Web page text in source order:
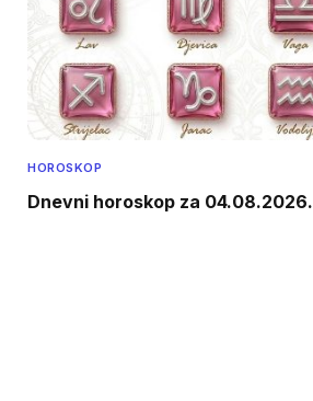
HOROSKOP
Dnevni horoskop za 04.08.2026.